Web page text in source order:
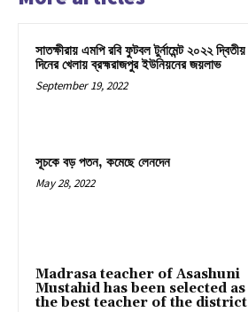
সাতক্ষীরায় এমপি রবি ফুটবল টুর্নামেন্ট ২০২২ দ্বিতীয়
দিনের খেলায় ব্রহ্মরাজপুর ইউনিয়নের জয়লাভ
September 19, 2022
সূচকে বড় পতন, কমেছে লেনদেন
May 28, 2022
Madrasa teacher of Asashuni
Mustahid has been selected as
the best teacher of the district